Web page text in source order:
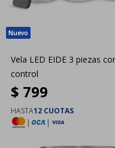
Vela LED EIDE 3 piezas
control
$ 799
HASTA12 CUOTAS
|
|